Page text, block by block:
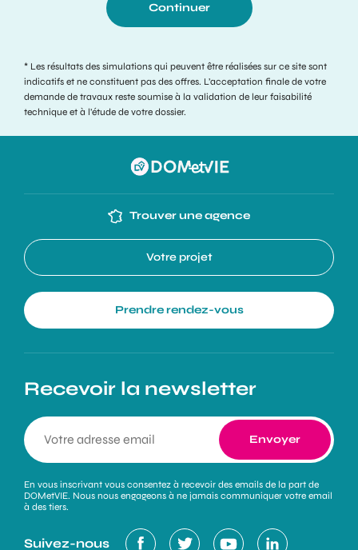
Continuer
* Les résultats des simulations qui peuvent être réalisées sur ce site sont
indicatifs et ne constituent pas des offres. L’acceptation finale de votre
demande de travaux reste soumise à la validation de leur faisabilité
technique et à l’étude de votre dossier.
Trouver une agence
Votre projet
Prendre rendez-vous
Recevoir la newsletter
En vous inscrivant vous consentez à recevoir des emails de la part de
DOMetVIE. Nous nous engageons à ne jamais communiquer votre email
à des tiers.
Suivez-nous